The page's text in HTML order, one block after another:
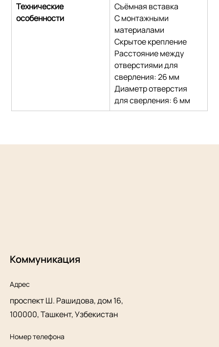
Технические
особенности
Съёмная вставка
С монтажными
материалами
Скрытое крепление
Расстояние между
отверстиями для
сверления: 26 мм
Диаметр отверстия
для сверления: 6 мм
Коммуникация
Адрес
проспект Ш. Рашидова, дом 16,
100000, Ташкент, Узбекистан
Номер телефона